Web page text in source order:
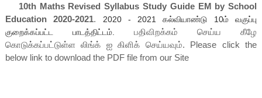
10th Maths Revised Syllabus Study Guide EM by School
Education 2020-2021. 2020 - 2021கல்வியாண்டு 10ம் வகுப்பு
குறைக்கப்பட்ட பாடத்திட்டம்.
பதிவிறக்கம் செய்ய கீழே
கொடுக்கப்பட்டுள்ள லிங்க் ஐ கிளிக் செய்யவும். Please click the
below link to download the PDF file from our Site